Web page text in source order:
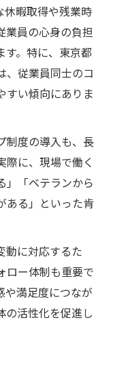
休暇取得や残業時
業員の心身の負担
す。特に、東京都
、従業員同士のコ
すい傾向にありま
制度の導入も、長
際に、現場で働く
」「ベテランから
ある」といった肯
動に対応するた
ロー体制も重要で
や満足度につなが
の活性化を促進し